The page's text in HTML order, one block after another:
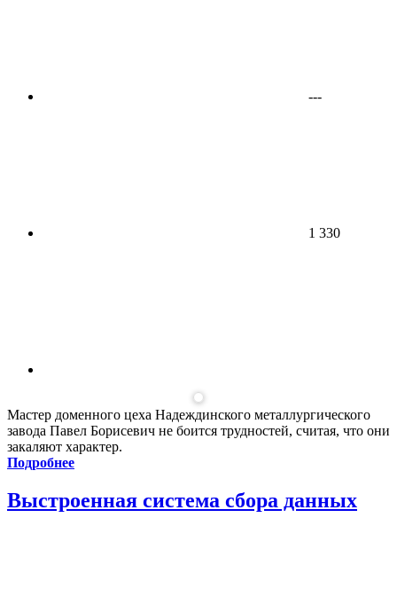
---
1 330
Мастер доменного цеха Надеждинского металлургического
завода Павел Борисевич не боится трудностей, считая, что они
закаляют характер.
Подробнее
Выстроенная система сбора данных